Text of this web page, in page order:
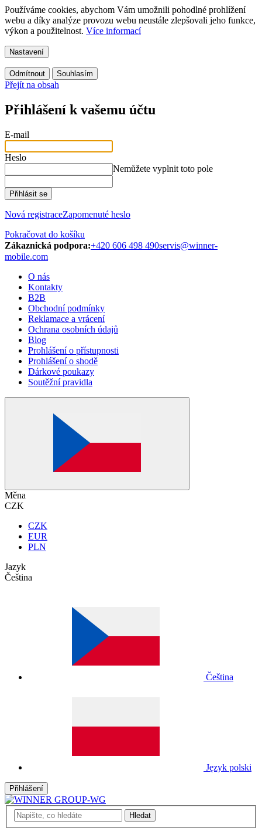
Používáme cookies, abychom Vám umožnili pohodlné prohlížení
webu a díky analýze provozu webu neustále zlepšovali jeho funkce,
výkon a použitelnost. Více informací
Nastavení
Odmítnout Souhlasím
Přejít na obsah
Přihlášení k vašemu účtu
E-mail
Heslo
Nemůžete vyplnit toto pole
Přihlásit se
Nová registraceZapomenuté heslo
Pokračovat do košíku
Zákaznická podpora:+420 606 498 490servis@winner-
mobile.com
O nás
Kontakty
B2B
Obchodní podmínky
Reklamace a vrácení
Ochrana osobních údajů
Blog
Prohlášení o přístupnosti
Prohlášení o shodě
Dárkové poukazy
Soutěžní pravidla
Měna
CZK
CZK
EUR
PLN
Jazyk
Čeština
Čeština
Język polski
Přihlášení
Hledat